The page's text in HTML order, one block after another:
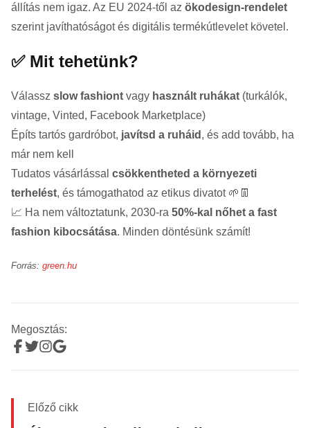
állítás nem igaz. Az EU 2024-től az ökodesign-rendelet
szerint javíthatóságot és digitális termékútlevelet követel.
✅ Mit tehetünk?
Válassz slow fashiont vagy használt ruhákat (turkálók,
vintage, Vinted, Facebook Marketplace)
Építs tartós gardróbot, javítsd a ruháid , és add tovább, ha
már nem kell
Tudatos vásárlással csökkentheted a környezeti
terhelést, és támogathatod az etikus divatot 🌱👖
📈 Ha nem változtatunk, 2030-ra 50%-kal nőhet a fast
fashion kibocsátása. Minden döntésünk számít!
Forrás: green.hu
Megosztás:
Előző cikk